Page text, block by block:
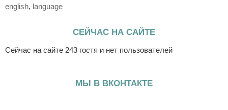
english, language
СЕЙЧАС НА САЙТЕ
Сейчас на сайте 243 гостя и нет пользователей
МЫ В ВКОНТАКТЕ